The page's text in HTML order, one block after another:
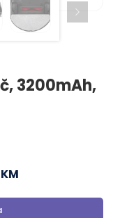
3200mAh,